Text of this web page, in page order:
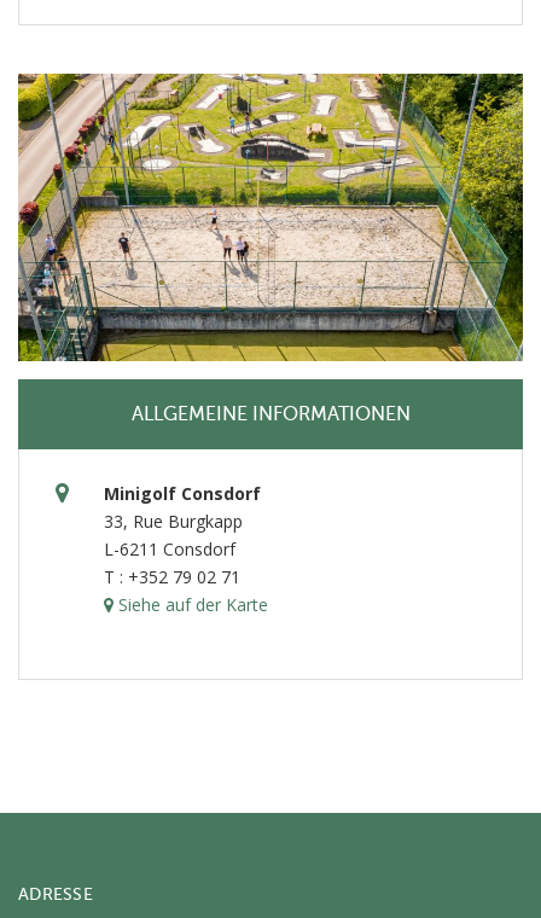
ALLGEMEINE INFORMATIONEN
Minigolf Consdorf
33, Rue Burgkapp
L-6211 Consdorf
T : +352 79 02 71
Siehe auf der Karte
ADRESSE